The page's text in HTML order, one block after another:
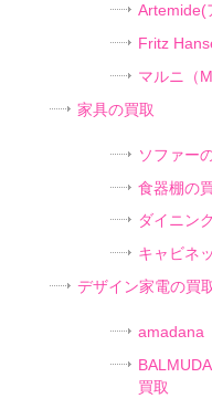
Artemide(
Fritz
マルニ（
家具の買取
ソファー
食器棚の
ダイニン
キャビネ
デザイン家電の買
amadana
買取